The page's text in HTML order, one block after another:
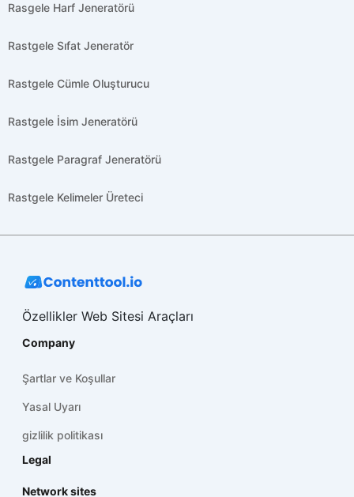
Rasgele Harf Jeneratörü
Rastgele Sıfat Jeneratör
Rastgele Cümle Oluşturucu
Rastgele İsim Jeneratörü
Rastgele Paragraf Jeneratörü
Rastgele Kelimeler Üreteci
Özellikler Web Sitesi Araçları
Company
Şartlar ve Koşullar
Yasal Uyarı
gizlilik politikası
Legal
Network sites